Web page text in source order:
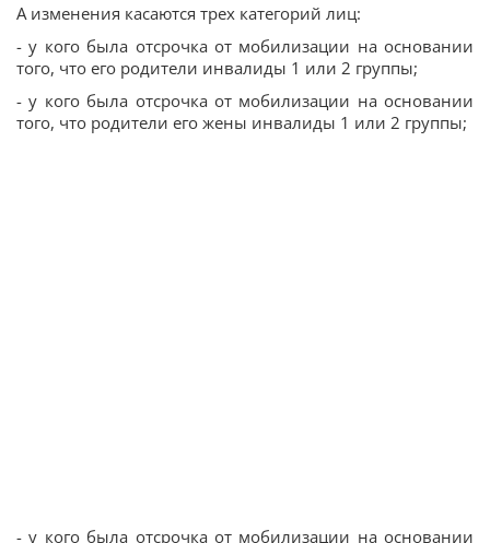
А изменения касаются трех категорий лиц:
- у кого была отсрочка от мобилизации на основании
того, что его родители инвалиды 1 или 2 группы;
- у кого была отсрочка от мобилизации на основании
того, что родители его жены инвалиды 1 или 2 группы;
- у кого была отсрочка от мобилизации на основании